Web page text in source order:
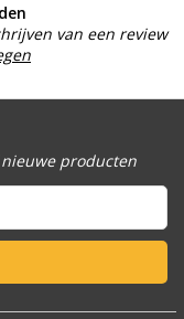
van een review
producten